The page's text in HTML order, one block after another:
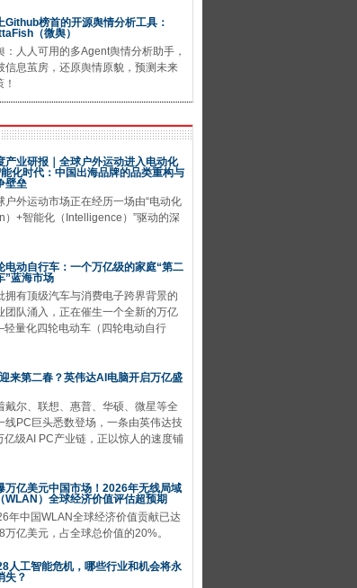
Github榜首的开源舆情分析工具：
（微舆）
：人人可用的多Agent舆情分析助手，
信息茧房，还原舆情原貌，预测未来
产业研报｜全球户外运动进入电动化
化时代：中国出海品牌的品类重构与
壁垒
户外运动市场正在经历一场由“电动化
）+智能化（Intelligence）”驱动的深
电动自行车：一个万亿级的家庭“第二
”蓝海市场
拥有顶级汽车与消费电子跨界背景的
团队涌入，正在催生一个全新的万亿
量化四轮电动车（四轮电动自行
来第二春？英伟达AI电脑开启万亿盛
戴尔、联想、惠普、华硕、微星等全
线PC巨头悉数登场，一条由英伟达技
亿级AI PC产业链，正以惊人的速度铺
万亿美元中国市场！2026年无线局域
WLAN）全球经济价值评估超预期
年中国WLAN全球经济价值贡献已达
万亿美元，占全球总价值的20%。
人工智能危机，哪些行业和机会将永
失？